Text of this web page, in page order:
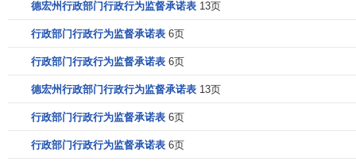
德宏州行政部门行政行为监督承诺表 13页
行政部门行政行为监督承诺表 6页
行政部门行政行为监督承诺表 6页
德宏州行政部门行政行为监督承诺表 13页
行政部门行政行为监督承诺表 6页
行政部门行政行为监督承诺表 6页